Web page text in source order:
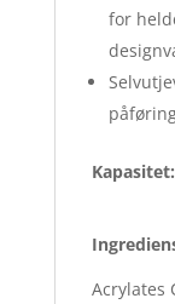
for
Kapasitet:
Acrylates